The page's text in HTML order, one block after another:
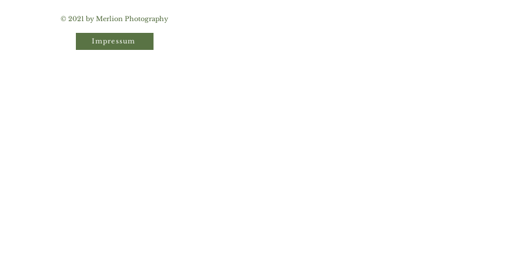
© 2021 by Merlion Photography
Impressum